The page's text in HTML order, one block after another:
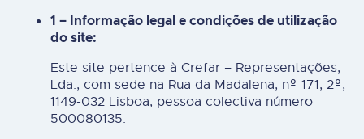
1 – Informação legal e condições de utilização
do site:
Este site pertence à Crefar – Representações,
Lda., com sede na Rua da Madalena, nº 171, 2º,
1149-032 Lisboa, pessoa colectiva número
500080135.